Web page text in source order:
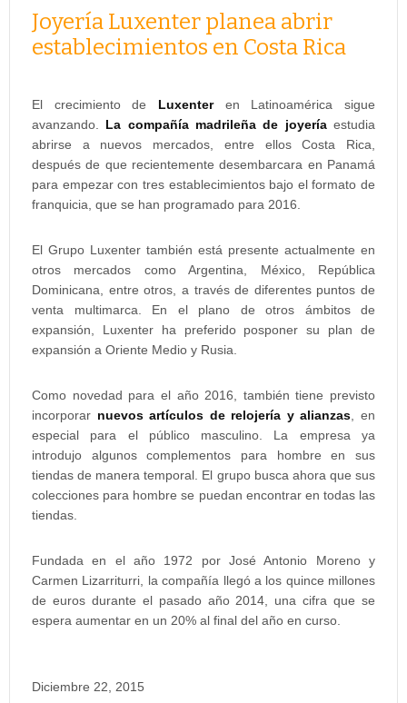
Joyería Luxenter planea abrir
establecimientos en Costa Rica
El crecimiento de Luxenteren Latinoamérica sigue
avanzando.
La compañía madrileña de joyeríaestudia
abrirse a nuevos mercados, entre ellos Costa Rica,
después de que recientemente desembarcara en Panamá
para empezar con tres establecimientos bajo el formato de
franquicia, que se han programado para 2016.
El Grupo Luxenter también está presente actualmente en
otros mercados como Argentina, México, República
Dominicana, entre otros, a través de diferentes puntos de
venta multimarca. En el plano de otros ámbitos de
expansión, Luxenter ha preferido posponer su plan de
expansión a Oriente Medio y Rusia.
Como novedad para el año 2016, también tiene previsto
incorporar nuevos artículos de relojería y alianzas , en
especial para el público masculino. La empresa ya
introdujo algunos complementos para hombre en sus
tiendas de manera temporal. El grupo busca ahora que sus
colecciones para hombre se puedan encontrar en todas las
tiendas.
Fundada en el año 1972 por José Antonio Moreno y
Carmen Lizarriturri, la compañía llegó a los quince millones
de euros durante el pasado año 2014, una cifra que se
espera aumentar en un 20% al final del año en curso.
Diciembre 22, 2015